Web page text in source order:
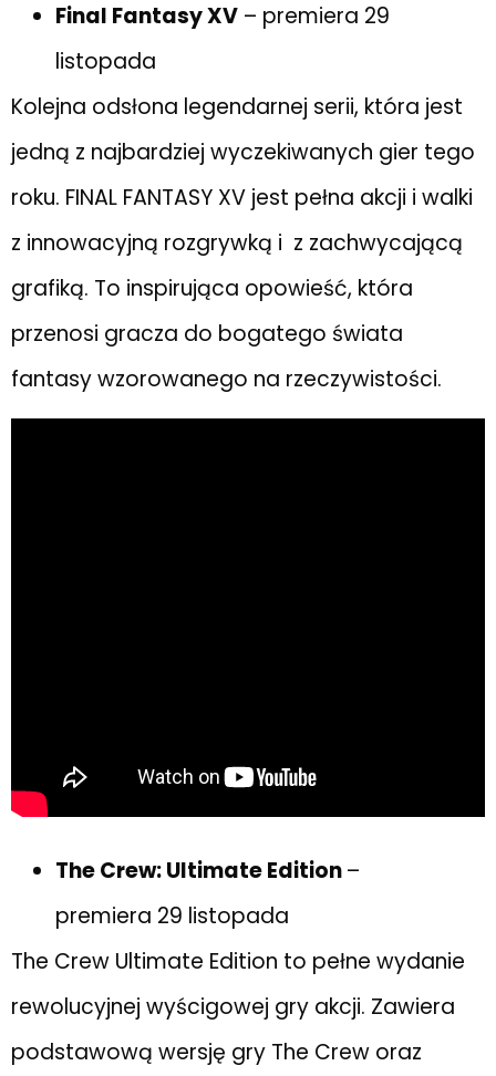
Final Fantasy XV – premiera 29
listopada
Kolejna odsłona legendarnej serii, która jest
jedną z najbardziej wyczekiwanych gier tego
roku. FINAL FANTASY XV jest pełna akcji i walki
z innowacyjną rozgrywką i z zachwycającą
grafiką. To inspirująca opowieść, która
przenosi gracza do bogatego świata
fantasy wzorowanego na rzeczywistości.
The Crew: Ultimate Edition–
premiera 29 listopada
The Crew Ultimate Edition to pełne wydanie
rewolucyjnej wyścigowej gry akcji. Zawiera
podstawową wersję gry The Crew oraz